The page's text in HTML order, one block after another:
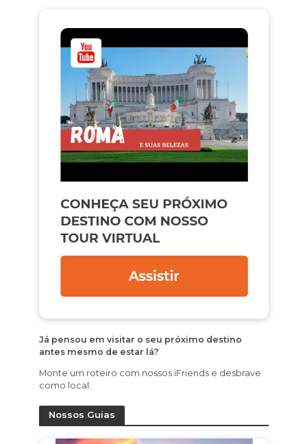
Já pensou em visitar o seu próximo destino
antes mesmo de estar lá?
Monte um roteiro com nossos iFriends e desbrave
como local.
Nossos Guias